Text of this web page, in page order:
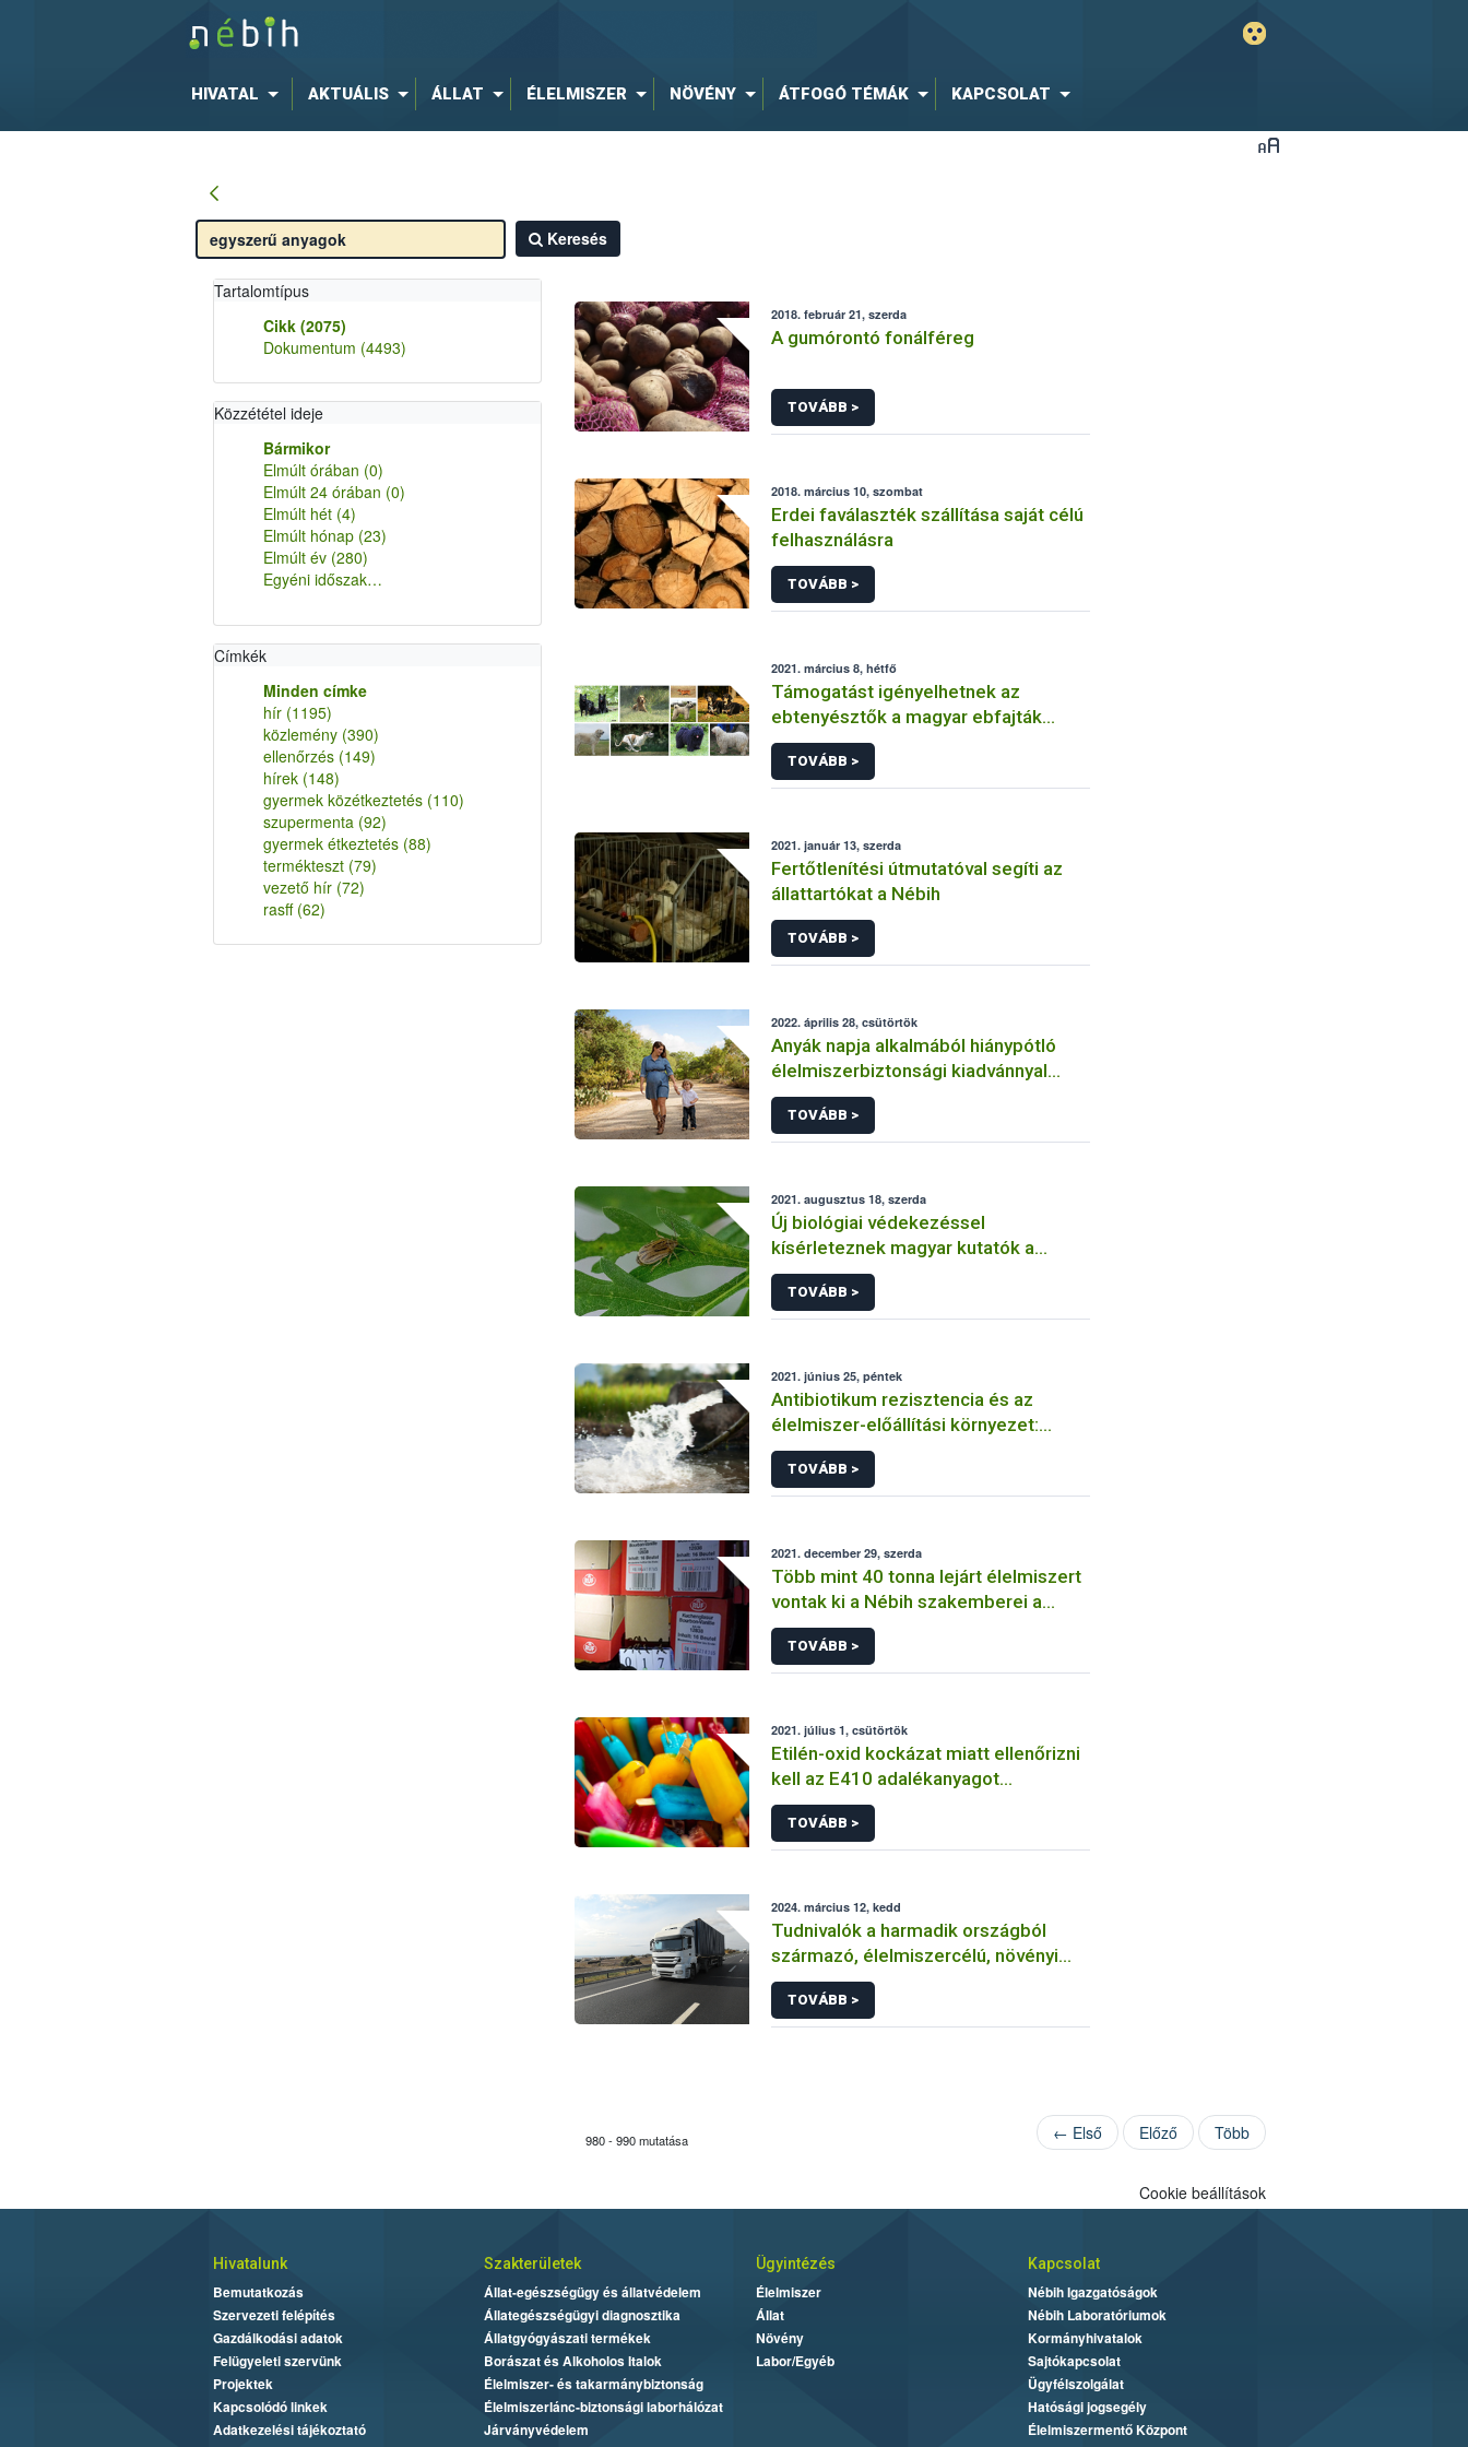
HIVATAL AKTUÁLIS ÁLLAT ÉLELMISZER NÖVÉNY ÁTFOGÓ TÉMÁK KAPCSOLAT
Keresés
Tartalomtípus
Cikk (2075)
Dokumentum (4493)
Közzététel ideje
Bármikor
Elmúlt órában (0)
Elmúlt 24 órában (0)
Elmúlt hét (4)
Elmúlt hónap (23)
Elmúlt év (280)
Egyéni időszak…
Címkék
Minden címke
hír (1195)
közlemény (390)
ellenőrzés (149)
hírek (148)
gyermek közétkeztetés (110)
szupermenta (92)
gyermek étkeztetés (88)
termékteszt (79)
vezető hír (72)
rasff (62)
2018. február 21, szerda
A gumórontó fonálféreg
TOVÁBB >
2018. március 10, szombat
Erdei faválaszték szállítása saját célú
felhasználásra
TOVÁBB >
2021. március 8, hétfő
Támogatást igényelhetnek az
ebtenyésztők a magyar ebfajták
törzskönyvéhez
TOVÁBB >
2021. január 13, szerda
Fertőtlenítési útmutatóval segíti az
állattartókat a Nébih
TOVÁBB >
2022. április 28, csütörtök
Anyák napja alkalmából hiánypótló
élelmiszerbiztonsági kiadvánnyal
köszönti a kismamákat a Nébih
TOVÁBB >
2021. augusztus 18, szerda
Új biológiai védekezéssel
kísérleteznek magyar kutatók a
parlagfű ellen
TOVÁBB >
2021. június 25, péntek
Antibiotikum rezisztencia és az
élelmiszer-előállítási környezet:
források és ellenőrzési, szabályozási
lehetőségek
TOVÁBB >
2021. december 29, szerda
Több mint 40 tonna lejárt élelmiszert
vontak ki a Nébih szakemberei a
forgalomból
TOVÁBB >
2021. július 1, csütörtök
Etilén-oxid kockázat miatt ellenőrizni
kell az E410 adalékanyagot
tartalmazó termékeket
TOVÁBB >
2024. március 12, kedd
Tudnivalók a harmadik országból
származó, élelmiszercélú, növényi
eredetű (hagyományos és ökológiai/
átállási) termékek mintavételének
költségéről
TOVÁBB >
980 - 990 mutatása ← Első Előző Több
Cookie beállítások
Hivatalunk
Bemutatkozás
Szervezeti felépítés
Gazdálkodási adatok
Felügyeleti szervünk
Projektek
Kapcsolódó linkek
Adatkezelési tájékoztató
Szakterületek
Állat-egészségügy és állatvédelem
Állategészségügyi diagnosztika
Állatgyógyászati termékek
Borászat és Alkoholos Italok
Élelmiszer- és takarmánybiztonság
Élelmiszerlánc-biztonsági laborhálózat
Járványvédelem
Ügyintézés
Élelmiszer
Állat
Növény
Labor/Egyéb
Kapcsolat
Nébih Igazgatóságok
Nébih Laboratóriumok
Kormányhivatalok
Sajtókapcsolat
Ügyfélszolgálat
Hatósági jogsegély
Élelmiszermentő Központ